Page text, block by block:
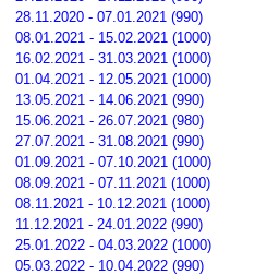
28.11.2020 - 07.01.2021 (990)
08.01.2021 - 15.02.2021 (1000)
16.02.2021 - 31.03.2021 (1000)
01.04.2021 - 12.05.2021 (1000)
13.05.2021 - 14.06.2021 (990)
15.06.2021 - 26.07.2021 (980)
27.07.2021 - 31.08.2021 (990)
01.09.2021 - 07.10.2021 (1000)
08.09.2021 - 07.11.2021 (1000)
08.11.2021 - 10.12.2021 (1000)
11.12.2021 - 24.01.2022 (990)
25.01.2022 - 04.03.2022 (1000)
05.03.2022 - 10.04.2022 (990)